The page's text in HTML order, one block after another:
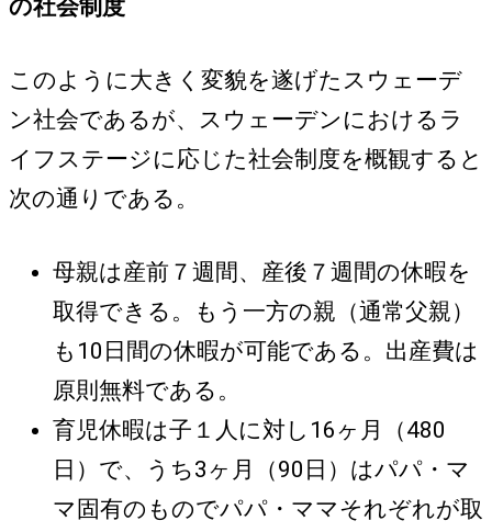
の社会制度
このように大きく変貌を遂げたスウェーデ
ン社会であるが、スウェーデンにおけるラ
イフステージに応じた社会制度を概観すると
次の通りである。
母親は産前７週間、産後７週間の休暇を
取得できる。もう一方の親（通常父親）
も10日間の休暇が可能である。出産費は
原則無料である。
育児休暇は子１人に対し16ヶ月（480
日）で、うち3ヶ月（90日）はパパ・マ
マ固有のものでパパ・ママそれぞれが取